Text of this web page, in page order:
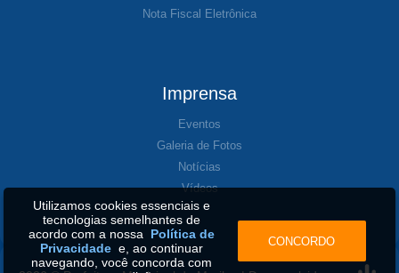
Nota Fiscal Eletrônica
Imprensa
Eventos
Galeria de Fotos
Notícias
Vídeos
Utilizamos cookies essenciais e
tecnologias semelhantes de
acordo com a nossa Política de
Privacidadee, ao continuar
navegando, você concorda com
CONCORDO